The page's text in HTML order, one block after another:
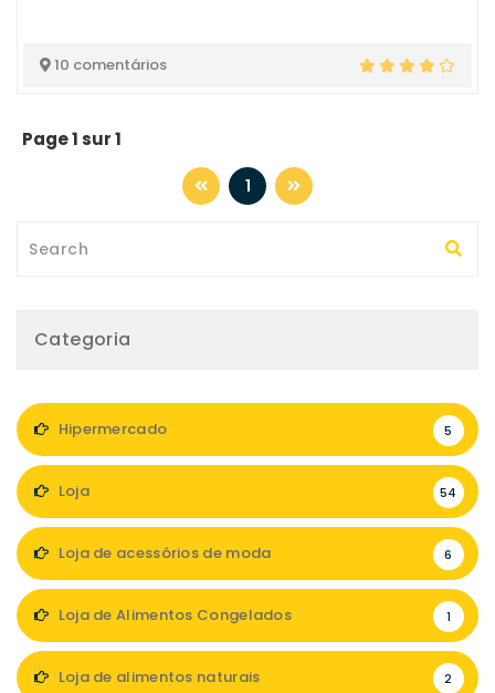
10 comentários
Page 1 sur 1
1
Categoria
Hipermercado 5
Loja 54
Loja de acessórios de moda 6
Loja de Alimentos Congelados 1
Loja de alimentos naturais 2